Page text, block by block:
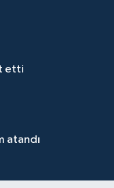
etti
atandı